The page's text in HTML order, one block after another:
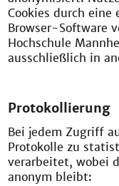
Cookies durch
Browser-Software
Hochschule
ausschließlich in
Protokollierung
Bei jedem Zugriff
Protokolle zu
verarbeitet, wobei
anonym bleibt: